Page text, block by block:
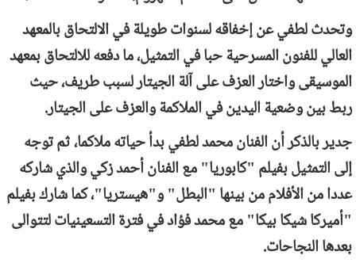
وتحدث لطفي عن إخفاقه لسنوات طويلة في الالتحاق بالمعهد
العالي للفنون المسرحية حبا في التمثيل، ما دفعه للالتحاق بمعهد
الموسيقى واختار العزف على آلة الجيتار لسبب طريف، حيث
ربط بين وضعية اليدين في الملاكمة والعزف على الجيتار.
جدير بالذكر أن الفنان محمد لطفي بدأ حياته ملاكما، ثم توجه
إلى التمثيل بفيلم "كابوريا" مع الفنان أحمد زكي والذي شاركه
عددا من الأفلام من بينها "البطل" و"هيستريا"، كما شارك بفيلم
"أميركا شيكا بيكا" مع محمد فؤاد في فترة التسعينيات لتتوالى
بعدها النجاحات.